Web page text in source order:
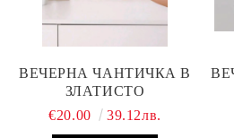
ВЕЧЕРНА ЧАНТИЧКА В
ЗЛАТИСТО
€20.00
39.12лв.